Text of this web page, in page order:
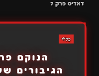
דאדיס פרק 7
כללי